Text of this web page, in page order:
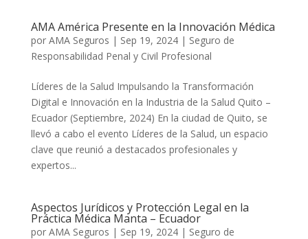
AMA América Presente en la Innovación Médica
por AMA Seguros | Sep 19, 2024| Seguro de
Responsabilidad Penal y Civil Profesional
Líderes de la Salud Impulsando la Transformación
Digital e Innovación en la Industria de la Salud Quito –
Ecuador (Septiembre, 2024) En la ciudad de Quito, se
llevó a cabo el evento Líderes de la Salud, un espacio
clave que reunió a destacados profesionales y
expertos...
Aspectos Jurídicos y Protección Legal en la
Práctica Médica Manta – Ecuador
por AMA Seguros | Sep 19, 2024| Seguro de